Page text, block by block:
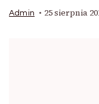
Admin 25 sierpnia